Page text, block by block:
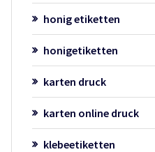
honig etiketten
honigetiketten
karten druck
karten online druck
klebeetiketten